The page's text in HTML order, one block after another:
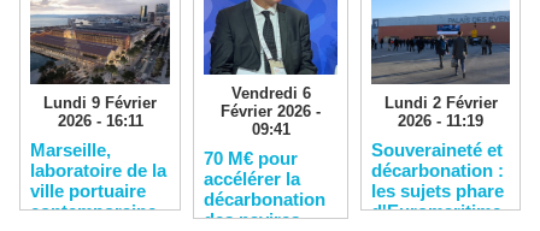
Lundi 9 Février
2026 - 16:11
​Marseille,
laboratoire de la
ville portuaire
contemporaine
Vendredi 6
Février 2026 -
09:41
​70 M€ pour
accélérer la
décarbonation
des navires,
Lundi 2 Février
2026 - 11:19
Souveraineté et
décarbonation :
les sujets phare
d'Euromaritime